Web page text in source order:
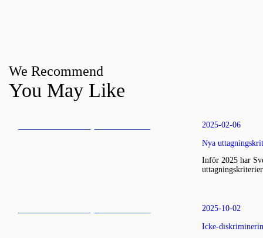
We Recommend
You May Like
2025-02-06
Nya
Inför 2025 har
2025-10-02
Icke-